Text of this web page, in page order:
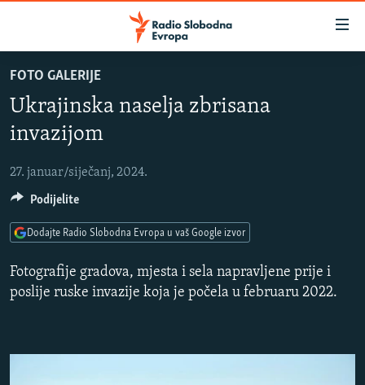
na
glavni
sadržaj
na
navigaciju
Pređite
na
pretragu
BOSNA I HERCEGOVINA
SRBIJA
KOSOVO
CRNA GORA
VIZUELNO
FOTOGALERIJE
PODCASTI
RAT U UKRAJINI
RSE PRIČE IZ SVIJETA
FOTO GALERIJE
Ukrajinska naselja zbrisana
invazijom
27. januar/siječanj, 2024.
Fotografije gradova, mjesta i sela napravljene prije i
poslije ruske invazije koja je počela u februaru 2022.
Podijelite
Dodajte Radio Slobodna Evropa u vaš Google izvor
SLUŠAJTE
Spotify
YouTube